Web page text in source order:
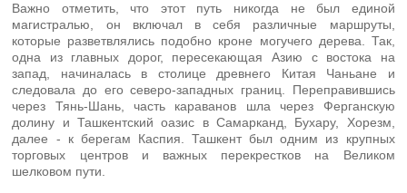
Важно отметить, что этот путь никогда не был единой
магистралью, он включал в себя различные маршруты,
которые разветвлялись подобно кроне могучего дерева. Так,
одна из главных дорог, пересекающая Азию с востока на
запад, начиналась в столице древнего Китая Чаньане и
следовала до его северо-западных границ. Переправившись
через Тянь-Шань, часть караванов шла через Ферганскую
долину и Ташкентский оазис в Самарканд, Бухару, Хорезм,
далее - к берегам Каспия. Ташкент был одним из крупных
торговых центров и важных перекрестков на Великом
шелковом пути.